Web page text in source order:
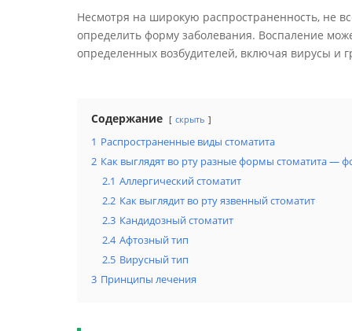
Несмотря на широкую распространенность, не
определить форму заболевания. Воспаление
определенных возбудителей, включая вирусы и
Содержание скрыть
1 Распространенные виды стоматита
2 Как выглядят во рту разные формы стоматита —
2.1 Аллергический стоматит
2.2 Как выглядит во рту язвенный стоматит
2.3 Кандидозный стоматит
2.4 Афтозный тип
2.5 Вирусный тип
3 Принципы лечения